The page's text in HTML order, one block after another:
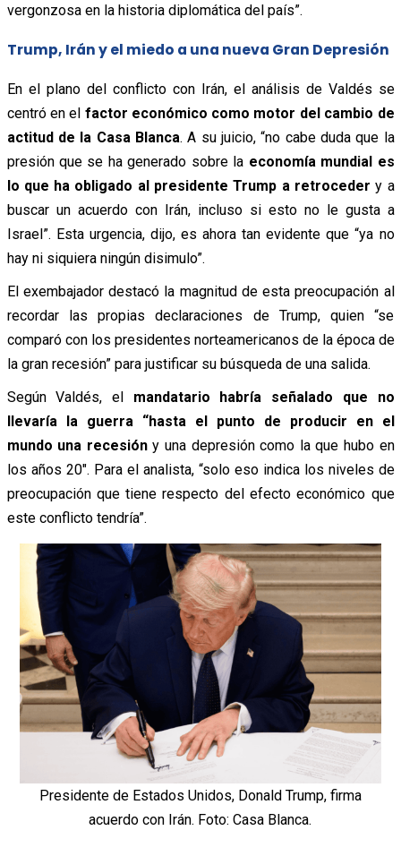
vergonzosa en la historia diplomática del país”.
Trump, Irán y el miedo a una nueva Gran Depresión
En el plano del conflicto con Irán, el análisis de Valdés se
centró en el factor económico como motor del cambio de
actitud de la Casa Blanca. A su juicio, “no cabe duda que la
presión que se ha generado sobre la economía mundial es
lo que ha obligado al presidente Trump a retroceder y a
buscar un acuerdo con Irán, incluso si esto no le gusta a
Israel”. Esta urgencia, dijo, es ahora tan evidente que “ya no
hay ni siquiera ningún disimulo”.
El exembajador destacó la magnitud de esta preocupación al
recordar las propias declaraciones de Trump, quien “se
comparó con los presidentes norteamericanos de la época de
la gran recesión” para justificar su búsqueda de una salida.
Según Valdés, el mandatario habría señalado que no
llevaría la guerra “hasta el punto de producir en el
mundo una recesióny una depresión como la que hubo en
los años 20″. Para el analista, “solo eso indica los niveles de
preocupación que tiene respecto del efecto económico que
este conflicto tendría”.
Presidente de Estados Unidos, Donald Trump, firma
acuerdo con Irán. Foto: Casa Blanca.